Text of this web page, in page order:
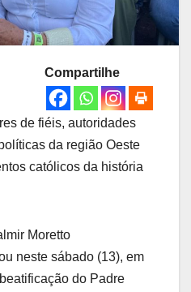
Compartilhe
de fiéis, autoridades
da região Oeste
católicos da história
Moretto
neste sábado (13), em
do Padre